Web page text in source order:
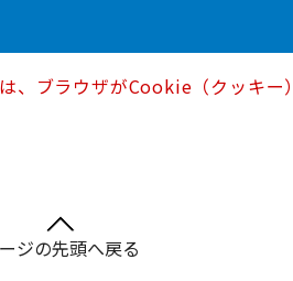
ブラウザがCookie（クッキ
ジの先頭へ戻る